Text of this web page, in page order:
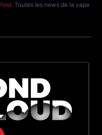
. Toutes les news de la vape